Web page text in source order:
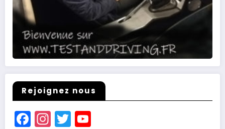
Rejoignez nous
Facebook
Instagram
Twitter